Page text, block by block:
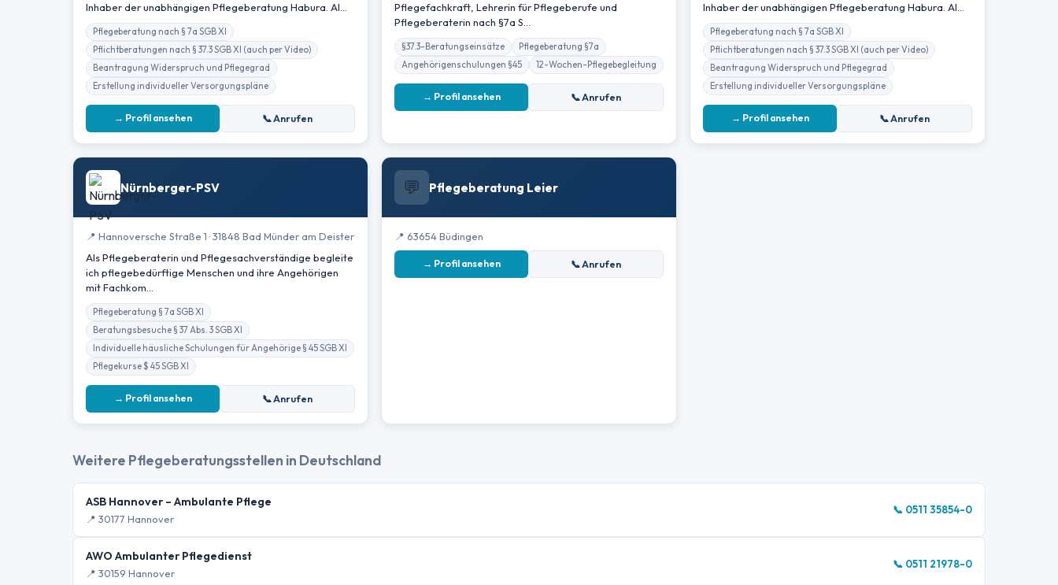
Inhaber der unabhängigen Pflegeberatung Habura. Al…
Pflegeberatung nach § 7a SGB XI
Pflichtberatungen nach § 37.3 SGB XI (auch per Video)
Beantragung Widerspruch und Pflegegrad
Erstellung individueller Versorgungspläne
→ Profil ansehen 📞 Anrufen
Pflegefachkraft, Lehrerin für Pflegeberufe und
Pflegeberaterin nach §7a S…
§37.3-Beratungseinsätze
Pflegeberatung §7a
Angehörigenschulungen §45
12-Wochen-Pflegebegleitung
→ Profil ansehen 📞 Anrufen
Inhaber der unabhängigen Pflegeberatung Habura. Al…
Pflegeberatung nach § 7a SGB XI
Pflichtberatungen nach § 37.3 SGB XI (auch per Video)
Beantragung Widerspruch und Pflegegrad
Erstellung individueller Versorgungspläne
→ Profil ansehen 📞 Anrufen
Nürnberger-PSV
📍 Hannoversche Straße 1 · 31848 Bad Münder am Deister
Als Pflegeberaterin und Pflegesachverständige begleite
ich pflegebedürftige Menschen und ihre Angehörigen
mit Fachkom…
Pflegeberatung § 7a SGB XI
Beratungsbesuche § 37 Abs. 3 SGB XI
Individuelle häusliche Schulungen für Angehörige § 45 SGB XI
Pflegekurse $ 45 SGB XI
→ Profil ansehen 📞 Anrufen
💬 Pflegeberatung Leier
📍 63654 Büdingen
→ Profil ansehen 📞 Anrufen
Weitere Pflegeberatungsstellen in Deutschland
ASB Hannover – Ambulante Pflege
📍 30177 Hannover
📞 0511 35854-0
AWO Ambulanter Pflegedienst
📍 30159 Hannover
📞 0511 21978-0